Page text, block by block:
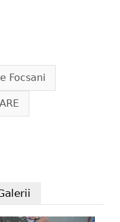
Focsani